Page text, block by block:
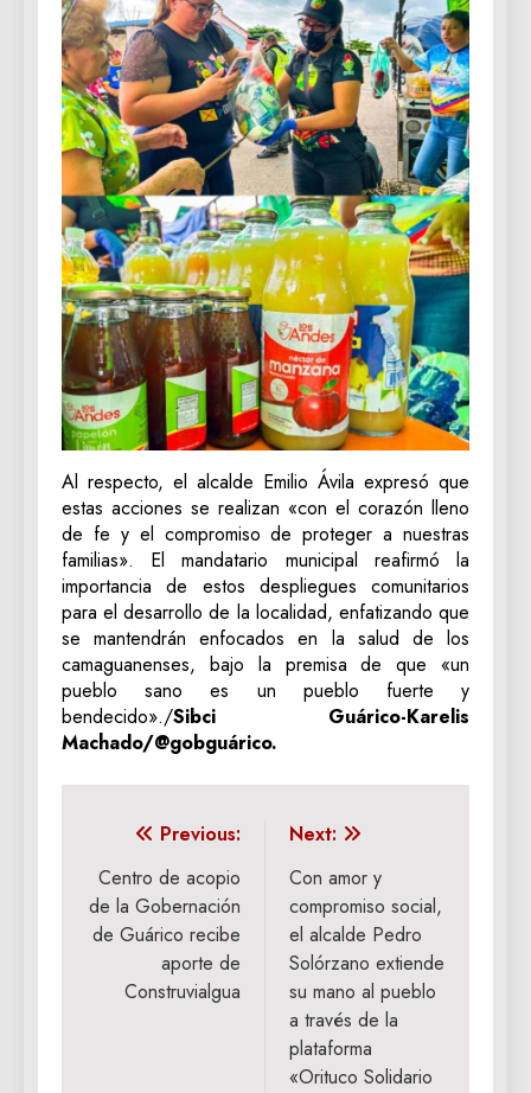
Al respecto, el alcalde Emilio Ávila expresó que
estas acciones se realizan «con el corazón lleno
de fe y el compromiso de proteger a nuestras
familias». El mandatario municipal reafirmó la
importancia de estos despliegues comunitarios
para el desarrollo de la localidad, enfatizando que
se mantendrán enfocados en la salud de los
camaguanenses, bajo la premisa de que «un
pueblo sano es un pueblo fuerte y
bendecido»./Sibci Guárico-Karelis
Machado/@gobguárico.
Navegación
de
entradas
Previous:
Centro de acopio
de la Gobernación
de Guárico recibe
aporte de
Construvialgua
Next:
Con amor y
compromiso social,
el alcalde Pedro
Solórzano extiende
su mano al pueblo
a través de la
plataforma
«Orituco Solidario